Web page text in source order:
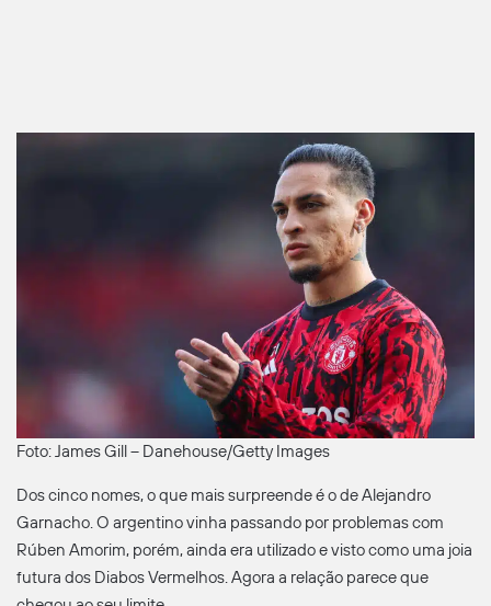
Foto: James Gill – Danehouse/Getty Images
Dos cinco nomes, o que mais surpreende é o de Alejandro
Garnacho. O argentino vinha passando por problemas com
Rúben Amorim, porém, ainda era utilizado e visto como uma joia
futura dos Diabos Vermelhos. Agora a relação parece que